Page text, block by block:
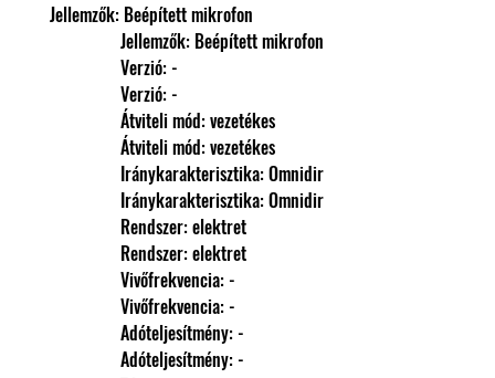
Jellemzők: Beépített mikrofon
                Jellemzők: Beépített mikrofon
                Verzió: -
                Verzió: -
                Átviteli mód: vezetékes
                Átviteli mód: vezetékes
                Iránykarakterisztika: Omnidir
                Iránykarakterisztika: Omnidir
                Rendszer: elektret
                Rendszer: elektret
                Vivőfrekvencia: -
                Vivőfrekvencia: -
                Adóteljesítmény: -
                Adóteljesítmény: -